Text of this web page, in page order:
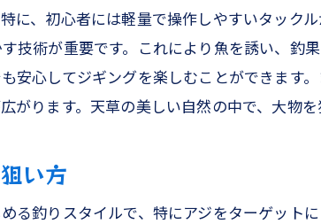
釣りの後は天草観光も楽しもう
草の海で味わう釣りの醍醐味初心者も安心の
遊漁船美羽のサービスと特徴
天草の海で出会える魚たち
プロフェッショナルクルーが手助けする安心
美羽で体験する究極のフィッシング
に、初心者には軽量で操作しやすいタック
技術が重要です。これにより魚を誘い、釣
安心してジギングを楽しむことができます
がります。天草の美しい自然の中で、大物
い方
る釣りスタイルで、特にアジをターゲット